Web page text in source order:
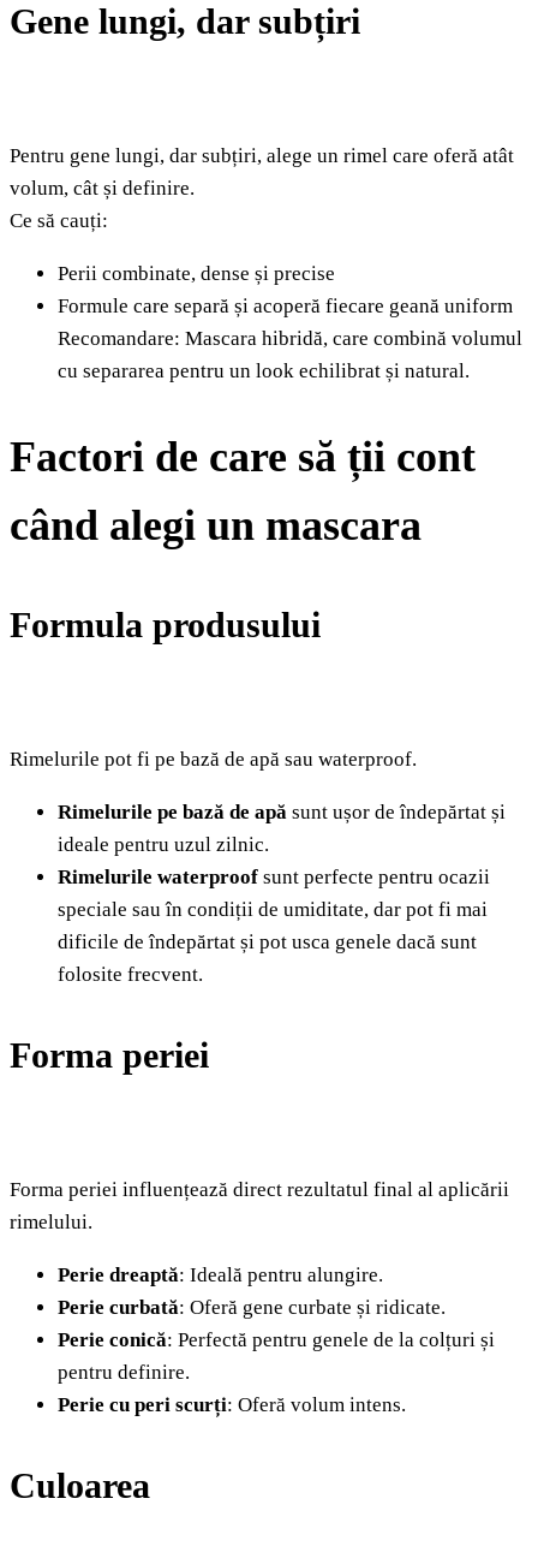
Gene lungi, dar subțiri
Pentru gene lungi, dar subțiri, alege un rimel care oferă atât
volum, cât și definire.
Ce să cauți:
Perii combinate, dense și precise
Formule care separă și acoperă fiecare geană uniform
Recomandare: Mascara hibridă, care combină volumul
cu separarea pentru un look echilibrat și natural.
Factori de care să ții cont
când alegi un mascara
Formula produsului
Rimelurile pot fi pe bază de apă sau waterproof.
Rimelurile pe bază de apă sunt ușor de îndepărtat și
ideale pentru uzul zilnic.
Rimelurile waterproof sunt perfecte pentru ocazii
speciale sau în condiții de umiditate, dar pot fi mai
dificile de îndepărtat și pot usca genele dacă sunt
folosite frecvent.
Forma periei
Forma periei influențează direct rezultatul final al aplicării
rimelului.
Perie dreaptă: Ideală pentru alungire.
Perie curbată: Oferă gene curbate și ridicate.
Perie conică: Perfectă pentru genele de la colțuri și
pentru definire.
Perie cu peri scurți: Oferă volum intens.
Culoarea